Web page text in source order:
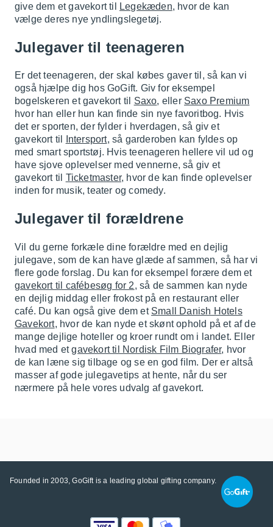
give dem et gavekort til
Legekæden, hvor de kan
vælge deres nye yndlingslegetøj.
Julegaver til teenageren
Er det teenageren, der skal købes gaver til, så kan vi
også hjælpe dig hos GoGift. Giv for eksempel
bogelskeren et gavekort til Saxo, eller Saxo Premium
hvor han eller hun kan finde sin nye favoritbog. Hvis
det er sporten, der fylder i hverdagen, så giv et
gavekort til
Intersport, så garderoben kan fyldes op
med smart sportstøj. Hvis teenageren hellere vil ud og
have sjove oplevelser med vennerne, så giv et
gavekort til Ticketmaster, hvor de kan finde oplevelser
inden for musik, teater og comedy.
Julegaver til forældrene
Vil du gerne forkæle dine forældre med en dejlig
julegave, som de kan have glæde af sammen, så har vi
flere gode forslag. Du kan for eksempel forære dem et
gavekort til cafébesøg for 2, så de sammen kan nyde
en dejlig middag eller frokost på en restaurant eller
café. Du kan også give dem et Small Danish Hotels
Gavekort, hvor de kan nyde et skønt ophold på et af de
mange dejlige hoteller og kroer rundt om i landet. Eller
hvad med etgavekort til Nordisk Film Biografer, hvor
de kan læne sig tilbage og se en god film. Der er altså
masser af gode julegavetips at hente, når du ser
nærmere på hele vores udvalg af gavekort.
Founded in 2003, GoGift is a leading global gifting company.